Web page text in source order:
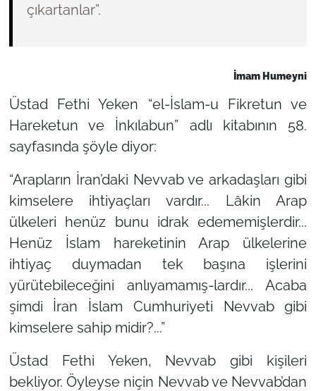
çıkartanlar”.
İmam Humeyni
Üstad Fethi Yeken “el-İslam-u Fikretun ve
Hareketun ve İnkılabun” adlı kitabının 58.
sayfasında şöyle diyor:
“Arapların İran’daki Nevvab ve arkadaşları gibi
kimselere ihtiyaçları vardır... Lâkin Arap
ülkeleri henüz bunu idrak edememişlerdir...
Henüz İslam hareketinin Arap ülkelerine
ihtiyaç duymadan tek başına işlerini
yürütebileceğini anlıyamamış-lardır... Acaba
şimdi İran İslam Cumhuriyeti Nevvab gibi
kimselere sahip midir?...”
Üstad Fethi Yeken, Nevvab gibi kişileri
bekliyor. Öyleyse niçin Nevvab ve Nevvab’dan